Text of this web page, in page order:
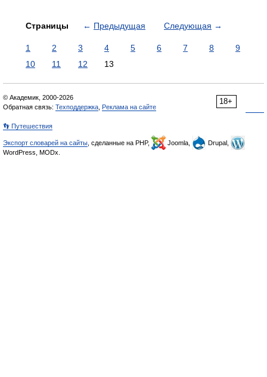
Страницы ← Предыдущая Следующая →
1 2 3 4 5 6 7 8
9
10
11 12 13
18+
© Академик, 2000-2026
Обратная связь: Техподдержка Реклама на сайте
👣 Путешествия
Экспорт словарей на сайты , сделанные на PHP, Joomla,
Drupal,
WordPress, MODx.